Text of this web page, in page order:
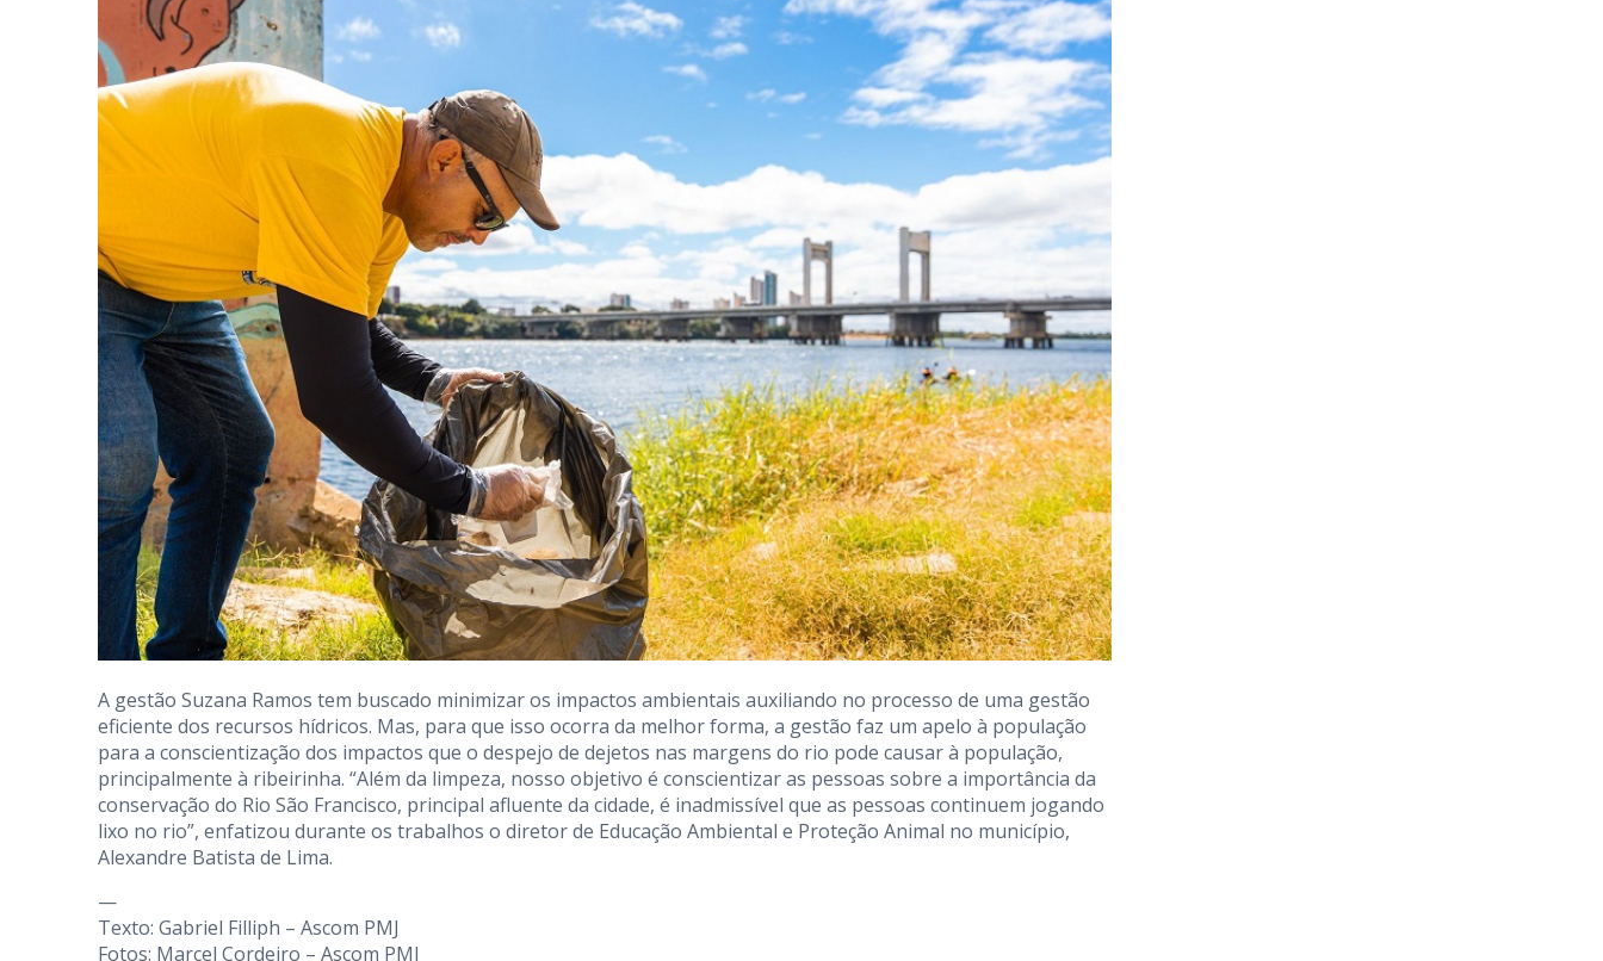
A gestão Suzana Ramos tem buscado minimizar os impactos ambientais auxiliando no processo de uma gestão
eficiente dos recursos hídricos. Mas, para que isso ocorra da melhor forma, a gestão faz um apelo à população
para a conscientização dos impactos que o despejo de dejetos nas margens do rio pode causar à população,
principalmente à ribeirinha. “Além da limpeza, nosso objetivo é conscientizar as pessoas sobre a importância da
conservação do Rio São Francisco, principal afluente da cidade, é inadmissível que as pessoas continuem jogando
lixo no rio”, enfatizou durante os trabalhos o diretor de Educação Ambiental e Proteção Animal no município,
Alexandre Batista de Lima.
—
Texto: Gabriel Filliph – Ascom PMJ
Fotos: Marcel Cordeiro – Ascom PMJ